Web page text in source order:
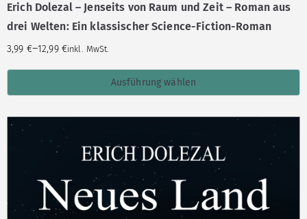
Erich Dolezal – Jenseits von Raum und Zeit – Roman aus
drei Welten: Ein klassischer Science-Fiction-Roman
3,99 €–12,99 €inkl. MwSt.
Ausführung wählen